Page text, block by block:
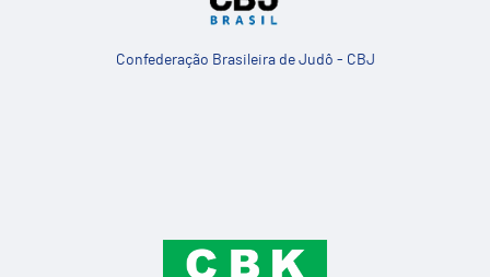
Confederação Brasileira de Judô - CBJ